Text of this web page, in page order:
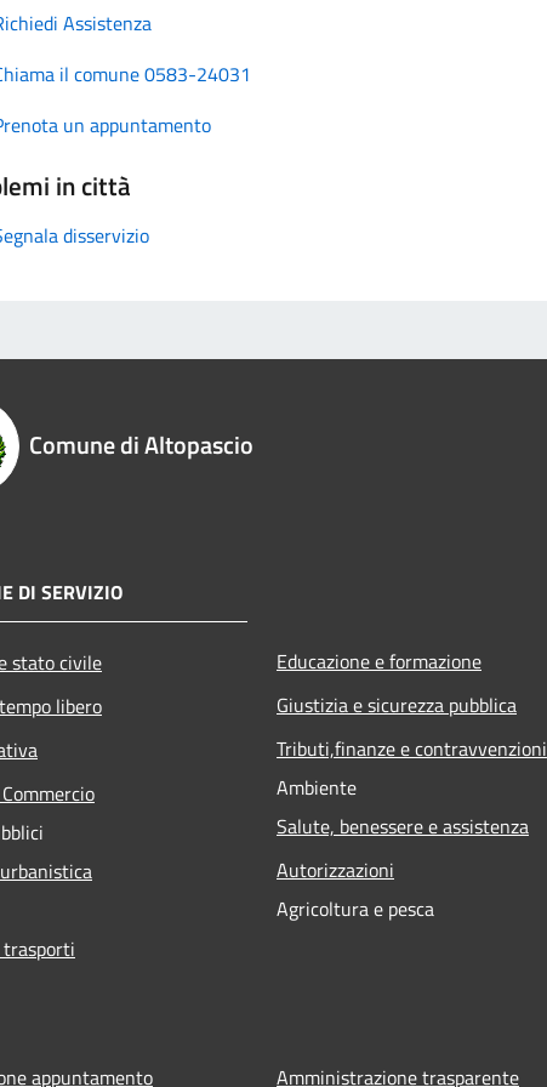
Assistenza
il comune 0583-24031
un appuntamento
in città
disservizio
Comune di Altopascio
DI SERVIZIO
stato civile
libero
Educazione e formazione
Giustizia e sicurezza pubblica
Tributi,finanze e contravvenzioni
Ambiente
Salute, benessere e assistenza
Autorizzazioni
Agricoltura e pesca
appuntamento Amministrazione trasparente